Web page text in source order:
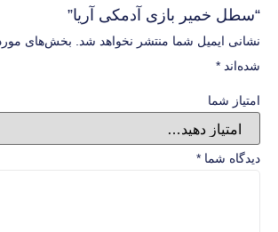
“سطل خمیر بازی آدمکی آریا”
نشانی ایمیل شما منتشر نخواهد شد.
بخش‌های
شده‌اند *
امتیاز شما
دیدگاه شما *